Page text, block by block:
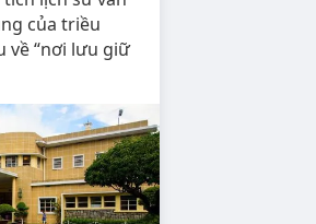
của triều
về “nơi lưu giữ